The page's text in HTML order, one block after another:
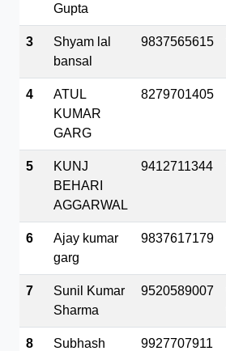
Gupta
3
Shyam lal
bansal
9837565615
4
ATUL
KUMAR
GARG
8279701405
5
KUNJ
BEHARI
AGGARWAL
9412711344
6
Ajay kumar
garg
9837617179
7
Sunil Kumar
Sharma
9520589007
8
Subhash
9927707911